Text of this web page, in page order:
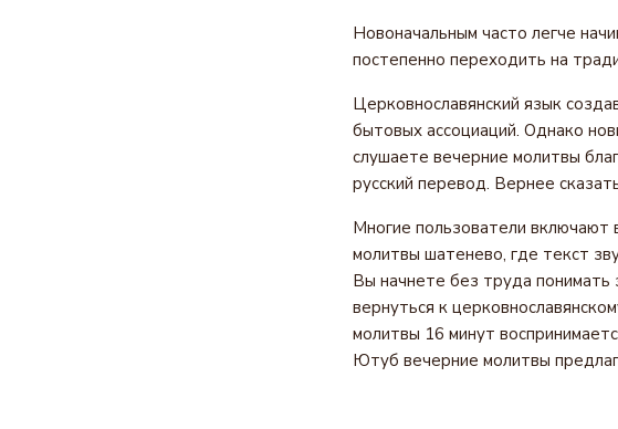
Новоначальным часто легче
постепенно переходить на
Церковнославянский язык
бытовых ассоциаций. Однако
слушаете вечерние молитвы
русский перевод. Вернее
Многие пользователи
молитвы шатенево, где текст
Вы начнете без труда понимать
вернуться к
молитвы 16 минут
Ютуб вечерние молитвы